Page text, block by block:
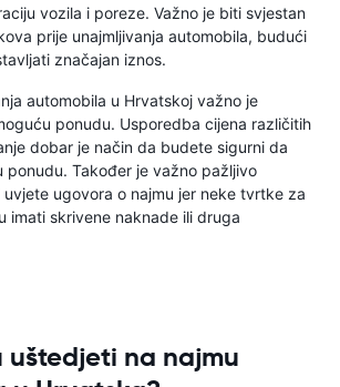
vozila i poreze. Važno je biti svjestan
prije unajmljivanja automobila, budući
značajan iznos.
automobila u Hrvatskoj važno je
ponudu. Usporedba cijena različitih
dobar je način da budete sigurni da
ponudu. Također je važno pažljivo
ugovora o najmu jer neke tvrtke za
imati skrivene naknade ili druga
uštedjeti na najmu